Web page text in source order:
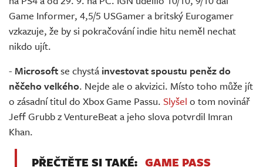
Game Informer, 4,5/5 USGamer a britský Eurogamer
vzkazuje, že by si pokračování indie hitu neměl nechat
nikdo ujít.
- Microsoftse chystá investovat spoustu peněz do
něčeho velkého. Nejde ale o akvizici. Místo toho může jít
o zásadní titul do Xbox Game Passu. Slyšel o tom novinář
Jeff Grubb z VentureBeat a jeho slova potvrdil Imran
Khan.
PŘEČTĚTE SI TAKÉ: GAME PASS